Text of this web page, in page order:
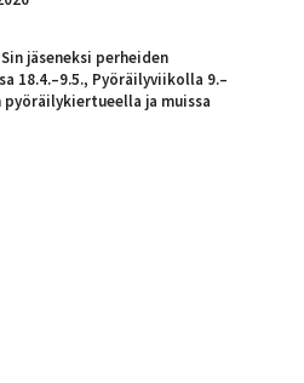
jäseneksi perheiden
18.4.–9.5., Pyöräilyviikolla 9.–
ja muissa